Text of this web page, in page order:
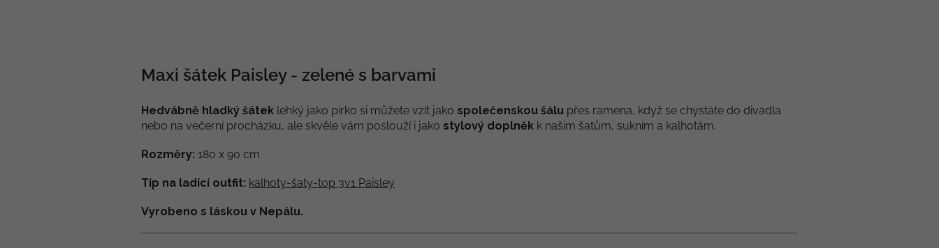
Maxi šátek Paisley - zelené s barvami
Hedvábně hladký šátek lehký jako pírko si můžete vzít jako společenskou šálu přes ramena, když se chystáte do divadla
nebo na večerní procházku, ale skvěle vám poslouží i jako stylový doplněk k našim šatům, sukním a kalhotám.
Rozměry: 180 x 90 cm
Tip na ladící outfit: kalhoty-šaty-top 3v1 Paisley
Vyrobeno s láskou v Nepálu.